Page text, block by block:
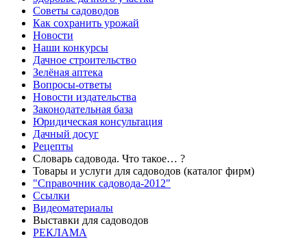
Советы садоводов
Как сохранить урожай
Новости
Наши конкурсы
Дачное строительство
Зелёная аптека
Вопросы-ответы
Новости издательства
Законодательная база
Юридическая консультация
Дачный досуг
Рецепты
Словарь садовода. Что такое… ?
Товары и услуги для садоводов (каталог фирм)
"Справочник садовода-2012"
Ссылки
Видеоматериалы
Выставки для садоводов
РЕКЛАМА